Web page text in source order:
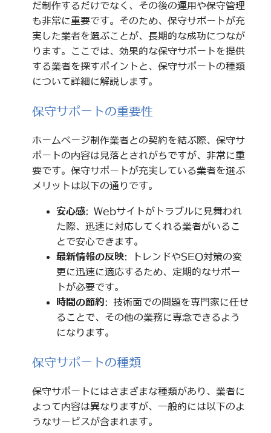
だ制作するだけでなく、その後の運用や保守管理
も非常に重要です。そのため、保守サポートが充
実した業者を選ぶことが、長期的な成功につなが
ります。ここでは、効果的な保守サポートを提供
する業者を探すポイントと、保守サポートの種類
について詳細に解説します。
保守サポートの重要性
ホームページ制作業者との契約を結ぶ際、保守サ
ポートの内容は見落とされがちですが、非常に重
要です。保守サポートが充実している業者を選ぶ
メリットは以下の通りです。
安心感: Webサイトがトラブルに見舞われ
た際、迅速に対応してくれる業者がいるこ
とで安心できます。
最新情報の反映: トレンドやSEO対策の変
更に迅速に適応するため、定期的なサポー
トが必要です。
時間の節約: 技術面での問題を専門家に任せ
ることで、その他の業務に専念できるよう
になります。
保守サポートの種類
保守サポートにはさまざまな種類があり、業者に
よって内容は異なりますが、一般的には以下のよ
うなサービスが含まれます。